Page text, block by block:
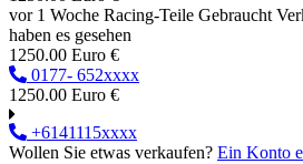
vor 1 Woche Racing-Teile Gebraucht
haben es gesehen
1250.00 Euro €
0177- 652xxxx
1250.00 Euro €
+6141115xxxx
Wollen Sie etwas verkaufen? Ein Konto